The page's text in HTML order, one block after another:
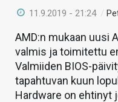
11.9.2019 - 21:24 /
AMD:n mukaan uusi
valmis ja toimitettu
Valmiiden BIOS-
tapahtuvan kuun
Hardware on ehtinyt